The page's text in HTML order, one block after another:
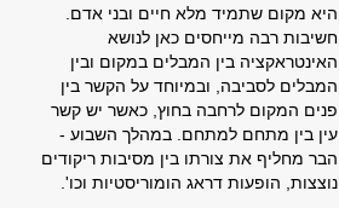
היא מקום שתמיד מלא חיים ובני אדם.
חשיבות רבה מייחסים כאן לנושא
האינטראקציה בין המבלים במקום ובין
המבלים לסביבה, ובמיוחד על הקשר בין
פנים המקום לרחבה בחוץ, כאשר יש קשר
עין בין מתחם למתחם. במהלך השבוע -
הבר מחליף את צורתו בין מסיבות ריקודים
נוצצות, הופעות דראג הומוריסטיות וכו'.